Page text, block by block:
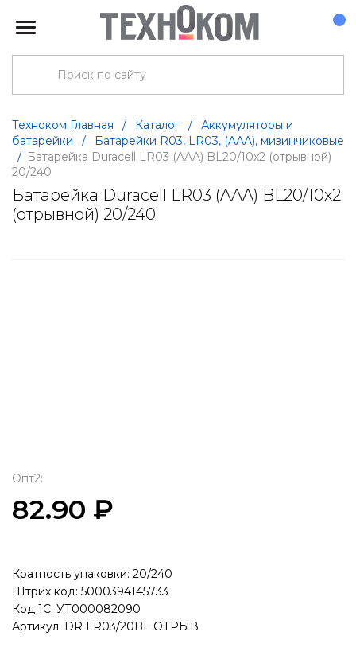
Техноком Главная / Каталог /
Аккумуляторы и
батарейки
/
Батарейки R03, LR03, (AAA), мизинчиковые
/ Батарейка Duracell LR03 (AAA) BL20/10x2 (отрывной)
20/240
Батарейка Duracell LR03 (AAA) BL20/10x2
(отрывной) 20/240
Опт2:
82.90 ₽
Кратность упаковки: 20/240
Штрих код: 5000394145733
Код 1С: УТ000082090
Артикул: DR LR03/20BL ОТРЫВ